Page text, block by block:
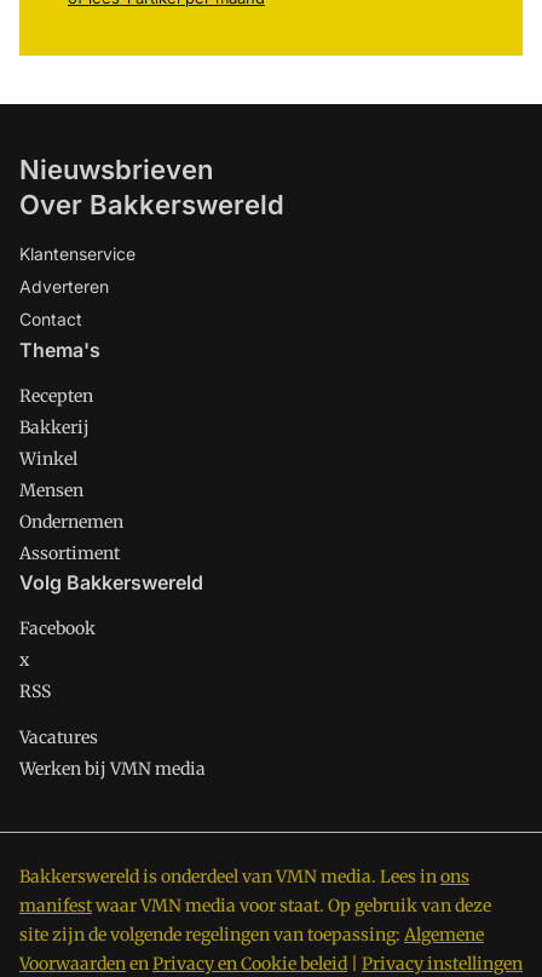
Nieuwsbrieven
Over Bakkerswereld
Klantenservice
Adverteren
Contact
Thema's
Recepten
Bakkerij
Winkel
Mensen
Ondernemen
Assortiment
Volg Bakkerswereld
Facebook
x
RSS
Vacatures
Werken bij VMN media
Bakkerswereld is onderdeel van VMN media. Lees inons
manifestwaar VMN media voor staat. Op gebruik van deze
site zijn de volgende regelingen van toepassing: Algemene
VoorwaardenenPrivacy en Cookie beleid Privacy instellingen